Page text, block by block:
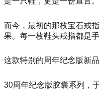
而今，最初的那枚宝石戒
果。每一枚鞋头戒指都是
这款特别的周年纪念版新
30周年纪念版胶囊系列，